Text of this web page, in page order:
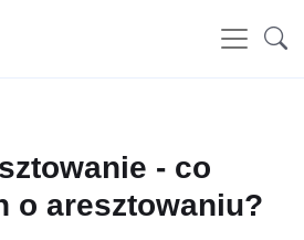
- co
o aresztowaniu?